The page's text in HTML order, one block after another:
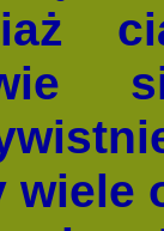
wiele